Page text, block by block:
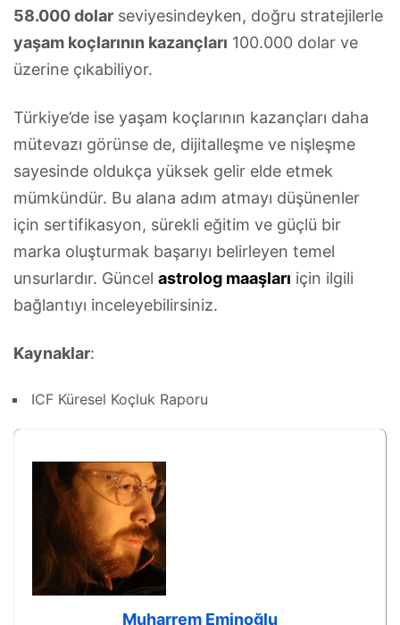
58.000 dolar seviyesindeyken, doğru stratejilerle
yaşam koçlarının kazançları 100.000 dolar ve
üzerine çıkabiliyor.
Türkiye’de ise yaşam koçlarının kazançları daha
mütevazı görünse de, dijitalleşme ve nişleşme
sayesinde oldukça yüksek gelir elde etmek
mümkündür. Bu alana adım atmayı düşünenler
için sertifikasyon, sürekli eğitim ve güçlü bir
marka oluşturmak başarıyı belirleyen temel
unsurlardır. Güncel astrolog maaşları için ilgili
bağlantıyı inceleyebilirsiniz.
Kaynaklar:
ICF Küresel Koçluk Raporu
Muharrem Eminoğlu